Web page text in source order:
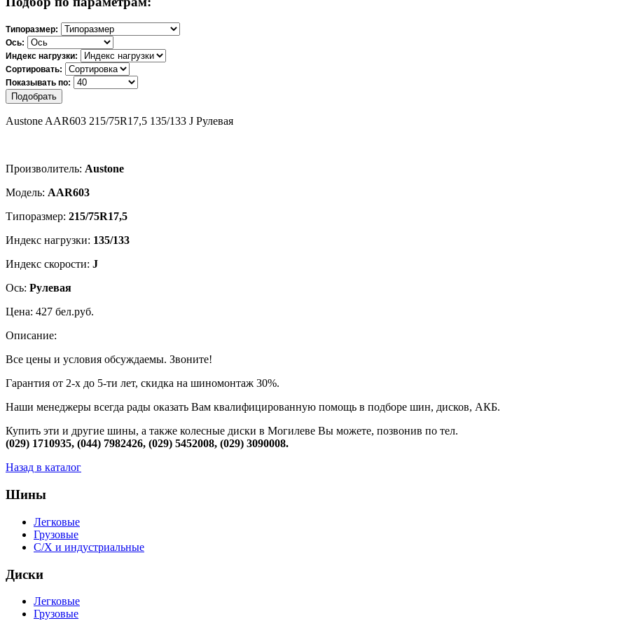
Типоразмер:
Ось:
Индекс нагрузки:
Сортировать:
Показывать по:
Подобрать
Austone AAR603 215/75R17,5 135/133 J Рулевая
Произволитель: Austone
Модель: AAR603
Типоразмер: 215/75R17,5
Индекс нагрузки: 135/133
Индекс скорости: J
Ось: Рулевая
Цена: 427 бел.руб.
Описание:
Все цены и условия обсуждаемы. Звоните!
Гарантия от 2-х до 5-ти лет, скидка на шиномонтаж 30%.
Наши менеджеры всегда рады оказать Вам квалифицированную помощь в подборе шин, дисков, АКБ.
Купить эти и другие шины, а также колесные диски в Могилеве Вы можете, позвонив по тел.
(029) 1710935, (044) 7982426, (029) 5452008, (029) 3090008.
Назад в каталог
Шины
Легковые
Грузовые
С/Х и индустриальные
Диски
Легковые
Грузовые